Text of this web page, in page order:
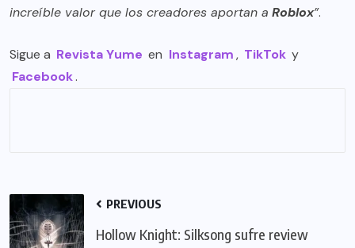
increíble valor que los creadores aportan a Roblox”.
Sigue a Revista Yume en Instagram, TikTok y
Facebook.
PREVIOUS
Hollow Knight: Silksong sufre review